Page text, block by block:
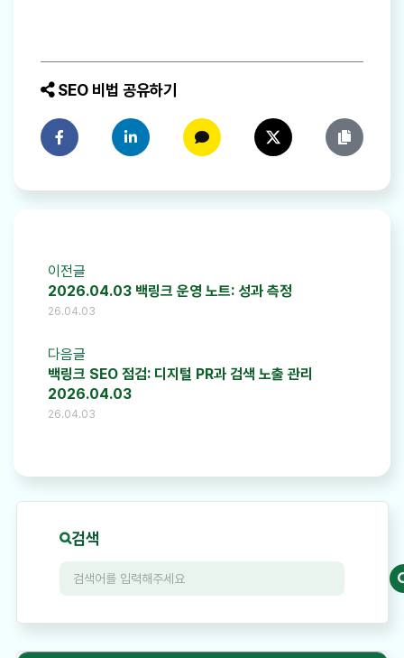
SEO 비법 공유하기
페이스북에 공유하기링크드인에 공유하기카카오톡에 공유하기트위터에 공유하기링크 복사
이전글
2026.04.03 백링크 운영 노트: 성과 측정
26.04.03
다음글
백링크 SEO 점검: 디지털 PR과 검색 노출 관리
2026.04.03
26.04.03
검색